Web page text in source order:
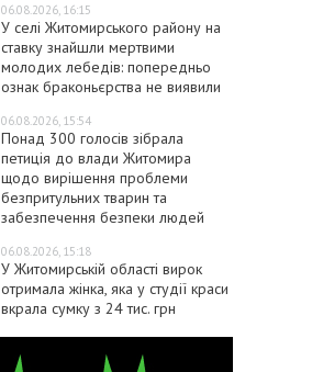
06.08.2026, 16:15
У селі Житомирського району на
ставку знайшли мертвими
молодих лебедів: попередньо
ознак браконьєрства не виявили
06.08.2026, 15:54
Понад 300 голосів зібрала
петиція до влади Житомира
щодо вирішення проблеми
безпритульних тварин та
забезпечення безпеки людей
06.08.2026, 15:18
У Житомирській області вирок
отримала жінка, яка у студії краси
вкрала сумку з 24 тис. грн